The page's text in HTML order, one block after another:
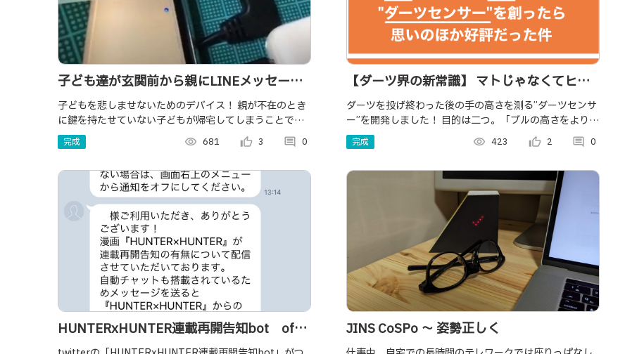
子ども達が玄関前から親にLINEメッセージ
を送るIoTボタンの作成
子どもを悲しませないためのデバイス！ 親が不在のとき
に鍵を持たせていない子どもが帰宅してしまうことでも
親に簡単に連絡を取ることができます！ Kids can
contact with parents
完成 visibility 681 thumb_up_alt 3 comment 0
【ダーツ界の新常識】 マトじゃなくてヒト
を測る”ダーツセンサー”を創ったら、思いの
ほか好評だった件
ダーツを投げ終わった後の手の高さを測る”ダーツセンサ
ー”を開発しました！ 目的は二つ。「ブルの高さをより深
く意識に刻み込むため」「意識していることを具体的な
数値として可視化するため」です！
完成 visibility 423 thumb_up_alt 2 comment 0
HUNTERxHUNTER連載再開告知bot of
HUNTERxHUNTER連載再開告知bot
JINS CoSPo 〜 姿勢正しく